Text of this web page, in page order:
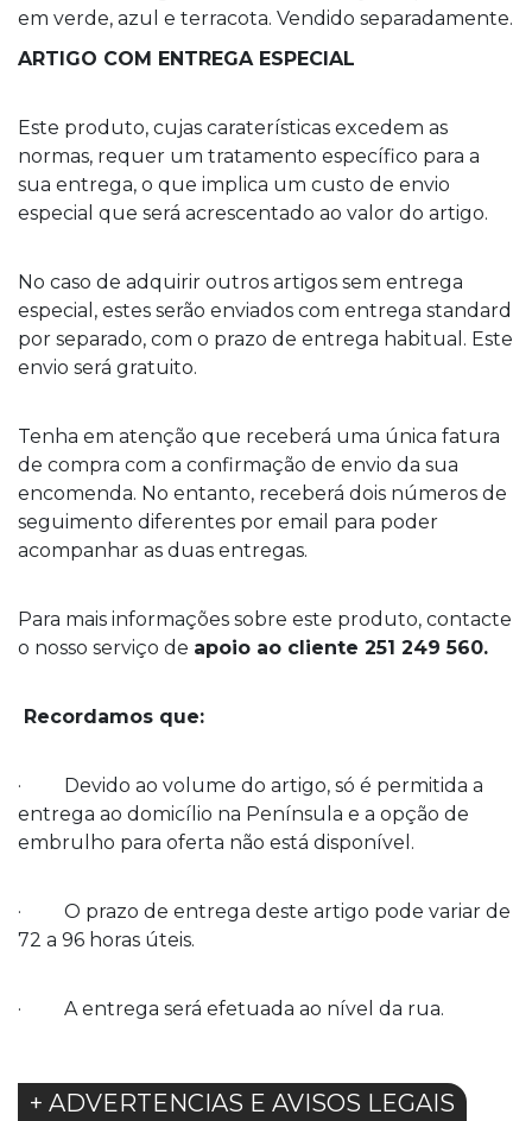
em verde, azul e terracota. Vendido separadamente.
ARTIGO COM ENTREGA ESPECIAL
Este produto, cujas caraterísticas excedem as
normas, requer um tratamento específico para a
sua entrega, o que implica um custo de envio
especial que será acrescentado ao valor do artigo.
No caso de adquirir outros artigos sem entrega
especial, estes serão enviados com entrega standard
por separado, com o prazo de entrega habitual. Este
envio será gratuito.
Tenha em atenção que receberá uma única fatura
de compra com a confirmação de envio da sua
encomenda. No entanto, receberá dois números de
seguimento diferentes por email para poder
acompanhar as duas entregas.
Para mais informações sobre este produto, contacte
o nosso serviço de apoio ao cliente 251 249 560.
Recordamos que:
· Devido ao volume do artigo, só é permitida a
entrega ao domicílio na Península e a opção de
embrulho para oferta não está disponível.
· O prazo de entrega deste artigo pode variar de
72 a 96 horas úteis.
· A entrega será efetuada ao nível da rua.
+ ADVERTENCIAS E AVISOS LEGAIS